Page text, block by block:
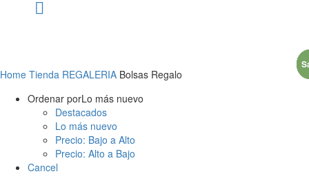
Home Tienda REGALERIA Bolsas Regalo
Ordenar porLo más nuevo
Destacados
Lo más nuevo
Precio: Bajo a Alto
Precio: Alto a Bajo
Cancel